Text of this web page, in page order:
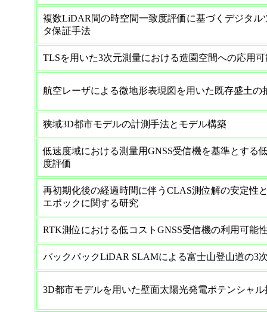
複数LiDAR間の時空間一致度評価に基づくデジタル
タ保証手法
TLSを用いた3次元測量における造園空間への応用
航空レーザによる微地形表現図を用いた既存盛土の
狭域3D都市モデルの計測手法とモデル構築
低速度域における測量用GNSS受信機を基準とする
度評価
再初期化後の経過時間に伴うCLAS測位解の安定性
エポックに関する研究
RTK測位における低コストGNSS受信機の利用可能
バックパックLiDAR SLAMによる富士山登山道の3
3D都市モデルを用いた壁面太陽光発電ポテンシャル